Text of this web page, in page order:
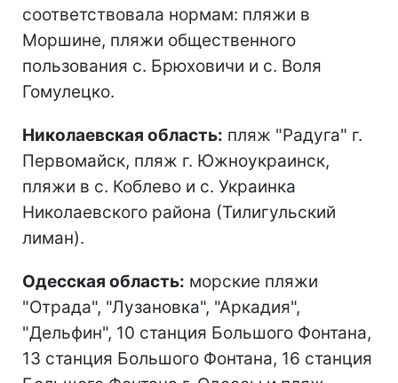
соответствовала нормам: пляжи в
Моршине, пляжи общественного
пользования с. Брюховичи и с. Воля
Гомулецко.
Николаевская область: пляж "Радуга" г.
Первомайск, пляж г. Южноукраинск,
пляжи в с. Коблево и с. Украинка
Николаевского района (Тилигульский
лиман).
Одесская область: морские пляжи
"Отрада", "Лузановка", "Аркадия",
"Дельфин", 10 станция Большого Фонтана,
13 станция Большого Фонтана, 16 станция